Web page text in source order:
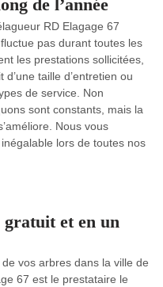
de l’année
RD Elagage 67
pas durant toutes les
les prestations sollicitées,
d’une taille d’entretien ou
de service. Non
sont constants, mais la
Nous vous
lors de toutes nos
gratuit et en un
vos arbres dans la ville de
67 est le prestataire le